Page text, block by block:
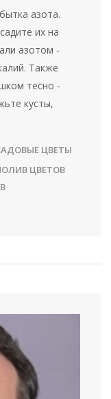
азота.
их на
азотом -
Также
тесно -
кусты,
ЦВЕТЫ
ЦВЕТОВ